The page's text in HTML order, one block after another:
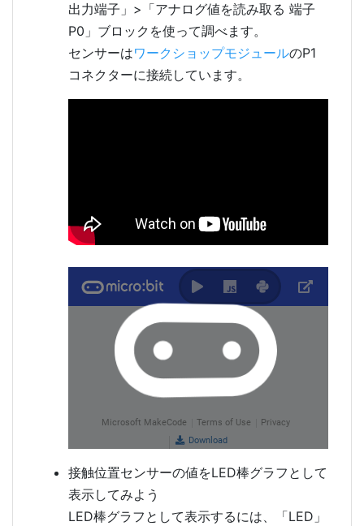
出力端子」>「アナログ値を読み取る 端子
P0」ブロックを使って調べます。
センサーはワークショップモジュールのP1
コネクターに接続しています。
接触位置センサーの値をLED棒グラフとして
表示してみよう
LED棒グラフとして表示するには、「LED」